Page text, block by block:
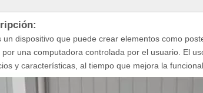
dispositivo que puede crear elementos como
una computadora controlada por el usuario. El
y características, al tiempo que mejora la